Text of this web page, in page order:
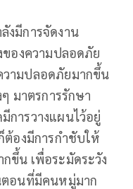
งมีการจัดงาน
ของความปลอดภัย
วามปลอดภัยมากขึ้น
มาตรการรักษา
การวางแผนไว้อยู่
ต้องมีการกำชับให้
ขึ้น เพื่อระมัดระวัง
ตอนที่มีคนหมู่มาก